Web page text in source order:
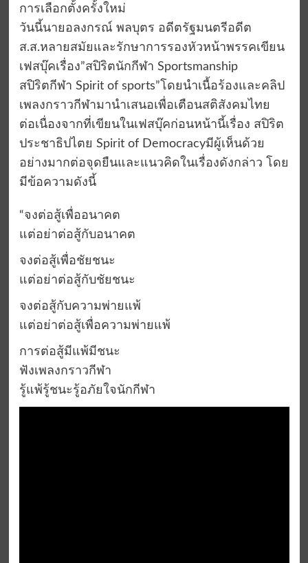
การเลือกตั้งครั้งใหม่
วันนี้นายอลงกรณ์ พลบุตร อดีตรัฐมนตรีอดีต
ส.ส.หลายสมัยและรักษาการรองหัวหน้าพรรคเขียน
เฟสบุ๊คเรื่อง”สปิริตนักกีฬา Sportsmanship
สปิริตกีฬา Spirit of sports”โดยนำเนื้อร้องและคลิป
เพลงกราวกีฬามานำเสนอเพื่อเตือนสติสังคมไทย
ต่อเนื่องจากที่เขียนในเฟสบุ๊คก่อนหน้านี้เรื่อง สปิริต
ประชาธิปไตย Spirit of Democracyมีผู้เห็นด้วย
อย่างมากต่อจุดยืนและแนวคิดในเรื่องดังกล่าว โดย
มีข้อความดังนี้
“จงต่อสู้เพื่ออนาคต
แต่อย่าต่อสู้กับอนาคต
จงต่อสู้เพื่อชัยชนะ
แต่อย่าต่อสู้กับชัยชนะ
จงต่อสู้กับความพ่ายแพ้
แต่อย่าต่อสู้เพื่อความพ่ายแพ้
การต่อสู้มีแพ้มีชนะ
ฟังเพลงกราวกีฬา
รู้แพ้รู้ชนะรู้อภัยใจนักกีฬา